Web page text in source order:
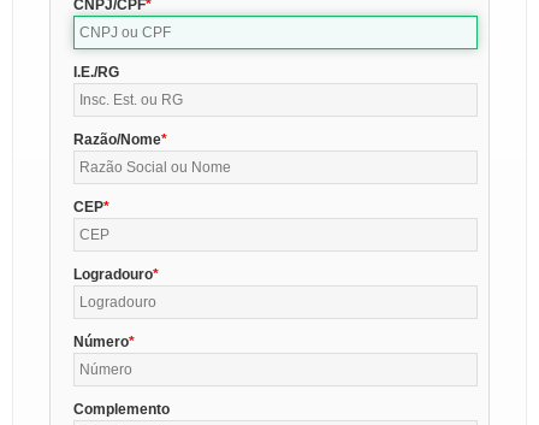
CNPJ/CPF
I.E./RG
Razão/Nome
CEP
Logradouro
Número
Complemento